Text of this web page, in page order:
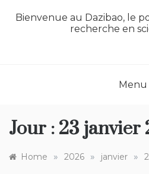
Bienvenue au Dazibao, le
recherche en
Menu
Jour : 23 janvier
Home » 2026 » janvier »